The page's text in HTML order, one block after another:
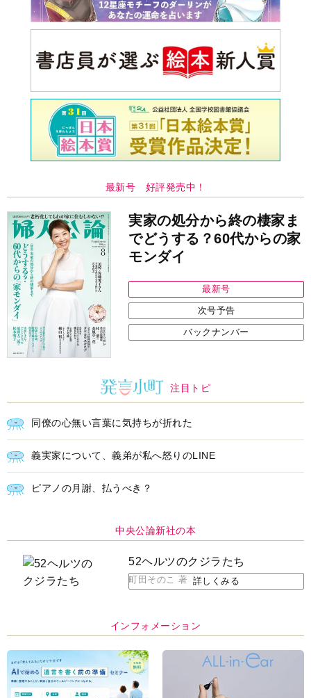
最新号 好評発売中！
実家の処分から終の棲家ま
でどうする？60代からの家
モンダイ
最新号
次号予告
バックナンバー
注目トピ
同僚の心無い言葉に気持ちが折れた
義実家について、義弟が私へ怒りのLINE
ピアノの月謝、払うべき？
中央公論新社の本
52ヘルツのクジラたち
町田そのこ 著 詳しくみる
インフォメーション